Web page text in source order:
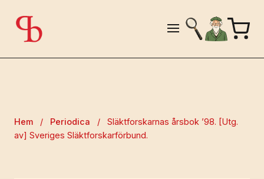
Hem / Periodica /
Släktforskarnas årsbok ’98. [Utg.
av] Sveriges Släktforskarförbund.